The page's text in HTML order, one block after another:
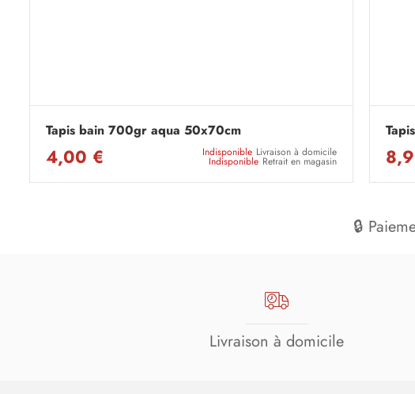
Tapis bain 700gr aqua 50x70cm
4,00 € Indisponible Livraison à domicile
Indisponible Retrait en magasin
🔒
Livraison à domicile